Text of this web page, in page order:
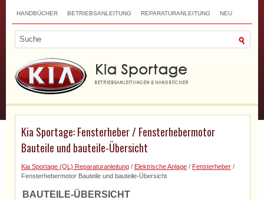
HANDBÜCHER BETRIEBSANLEITUNG REPARATURANLEITUNG NEU
Kia Sportage: Fensterheber / Fensterhebermotor
Bauteile und bauteile-Übersicht
Kia Sportage (QL) Reparaturanleitung / Elektrische Anlage / Fensterheber /
Fensterhebermotor Bauteile und bauteile-Übersicht
BAUTEILE-ÜBERSICHT